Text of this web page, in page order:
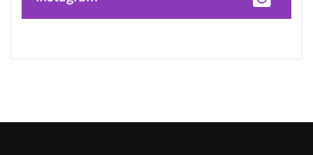
Google Plus